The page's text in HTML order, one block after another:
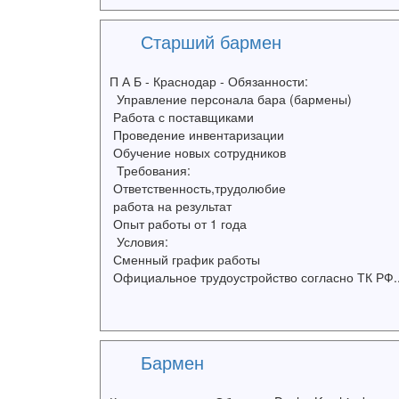
Старший бармен
П А Б - Краснодар - Обязанности:
Управление персонала бара (бармены)
Работа с поставщиками
Проведение инвентаризации
Обучение новых сотрудников
Требования:
Ответственность,трудолюбие
работа на результат
Опыт работы от 1 года
Условия:
Сменный график работы
Официальное трудоустройство согласно ТК
Бармен